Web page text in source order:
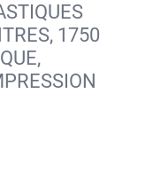
1750